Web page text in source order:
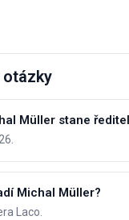
otázky
Müller stane
Michal Müller?
Laco.